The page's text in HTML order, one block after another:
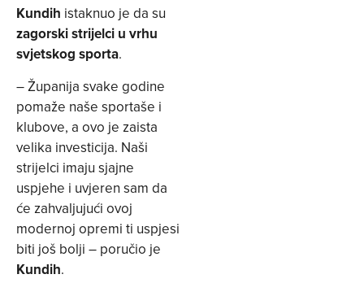
Kundih istaknuo je da su
zagorski strijelci u vrhu
svjetskog sporta.
– Županija svake godine
pomaže naše sportaše i
klubove, a ovo je zaista
velika investicija. Naši
strijelci imaju sjajne
uspjehe i uvjeren sam da
će zahvaljujući ovoj
modernoj opremi ti uspjesi
biti još bolji – poručio je
Kundih.